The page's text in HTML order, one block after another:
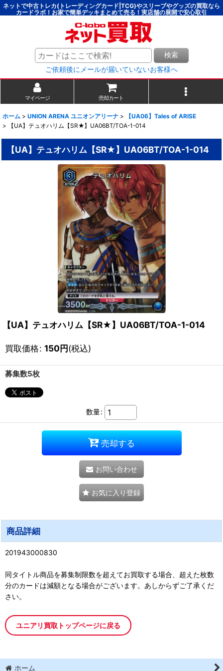
ネットで中古トレカ(トレーディングカード|TCG)やスリーブやグッズの買取なら
カードラボ！お家で簡単デッキまとめて売る！実店舗の展開で安心取引
検索
ご依頼後にメールが届いていないお客様へ
マイページ 売却カート
ホーム > UNION ARENA ユニオンアリーナ >
【UA06】Tales of ARISE
>
【UA】テュオハリム【SR★】UA06BT/TOA-1-014
【UA】テュオハリム【SR★】UA06BT/TOA-1-014
【UA】テュオハリム【SR★】UA06BT/TOA-1-014
買取価格: 150円(税込)
募集数5枚
数量:
売却する
お問い合わせ
お気に入り登録
商品詳細
201943000830
同タイトル商品を募集制限数を超えてお買取する場合、超えた枚数
分のカードは減額となる場合がございます。あしからずご了承くだ
さい。
ユニアリ買取トップページに戻る
ホーム